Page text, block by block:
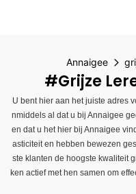
Annaigee
#grijze
U bent hier aan het juiste adres
nmiddels al dat u bij Annaigee
en dat u het hier bij Annaigee
asticiteit en hebben bewezen
ste klanten de hoogste kwaliteit
ken actief met hen samen om